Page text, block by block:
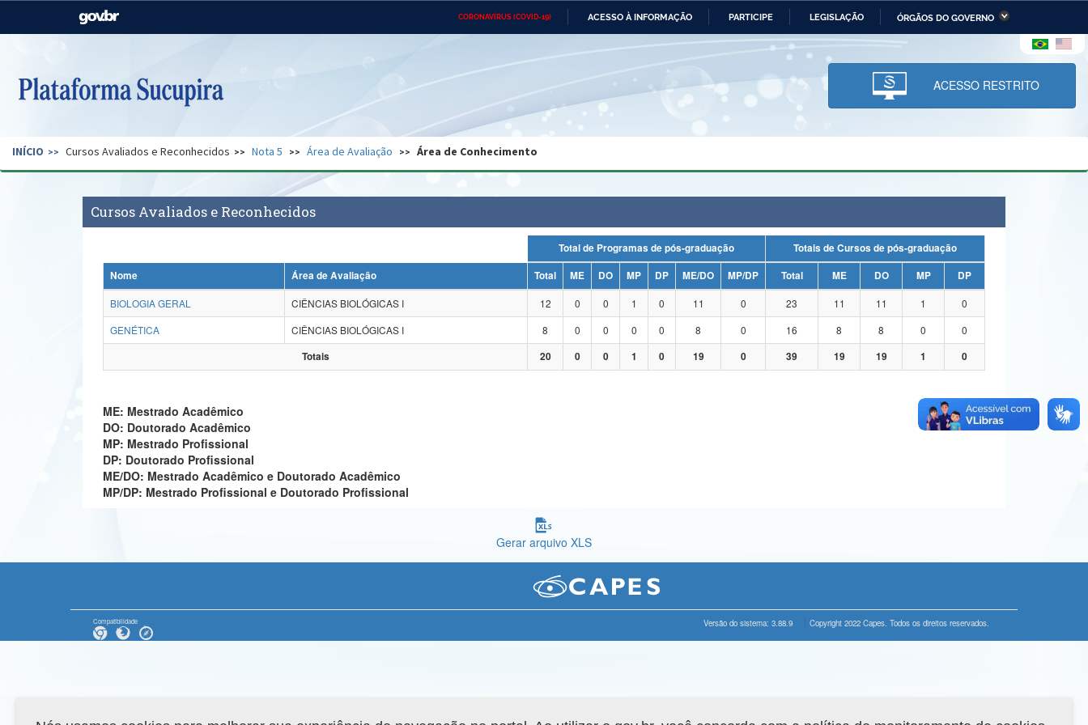
CORONAVÍRUS (COVID-19) ACESSO À INFORMAÇÃO PARTICIPE LEGISLAÇÃO ÓRGÃOS DO GOVERNO
Casa Civil Ministério das Relações Ministério da Economia Ministério da Infraestrutura
Pecuária e Abastecimento
Ministério da Ciência,
Tecnologia, Inovações e
Comunicações
Ministério do Desenvolvimento
Regional e dos Direitos Humanos
Secretaria de Governo Gabinete de Segurança Advocacia-Geral da União Banco Central do Brasil Planalto
ACESSO RESTRITO
INÍCIO Cursos Avaliados e Reconhecidos Nota 5 Área de Avaliação Área de Conhecimento
Cursos Avaliados e Reconhecidos
Total de Programas de pós-graduação
Totais de Cursos de pós-graduação
Nome
Área de Avaliação Total ME DO MP DP ME/DO MP/DP Total ME DO MP
DP
BIOLOGIA GERAL
CIÊNCIAS BIOLÓGICAS I 12 0 0 1 0 11 0 23 11 11 1
0
GENÉTICA
CIÊNCIAS BIOLÓGICAS I 8 0 0 0 0 8 0 16 8 8 0
0
Totais
20 0 0 1 0 19 0 39 19 19 1 0
ME: Mestrado Acadêmico
DO: Doutorado Acadêmico
MP: Mestrado Profissional
DP: Doutorado Profissional
ME/DO: Mestrado Acadêmico e Doutorado Acadêmico
MP/DP: Mestrado Profissional e Doutorado Profissional
Gerar arquivo XLS
Compatibilidade Versão do sistema: 3.88.9 Copyright 2022 Capes. Todos os direitos reservados.